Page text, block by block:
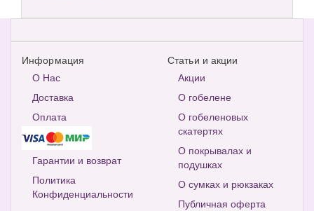
Информация
О Нас
Доставка
Оплата
Гарантии и возврат
Политика
Конфиденциальности
Статьи и акции
Акции
О гобелене
О гобеленовых
скатертях
О покрывалах и
подушках
О сумках и рюкзаках
Публичная оферта